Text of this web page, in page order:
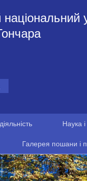
Наука
Галерея пошани і